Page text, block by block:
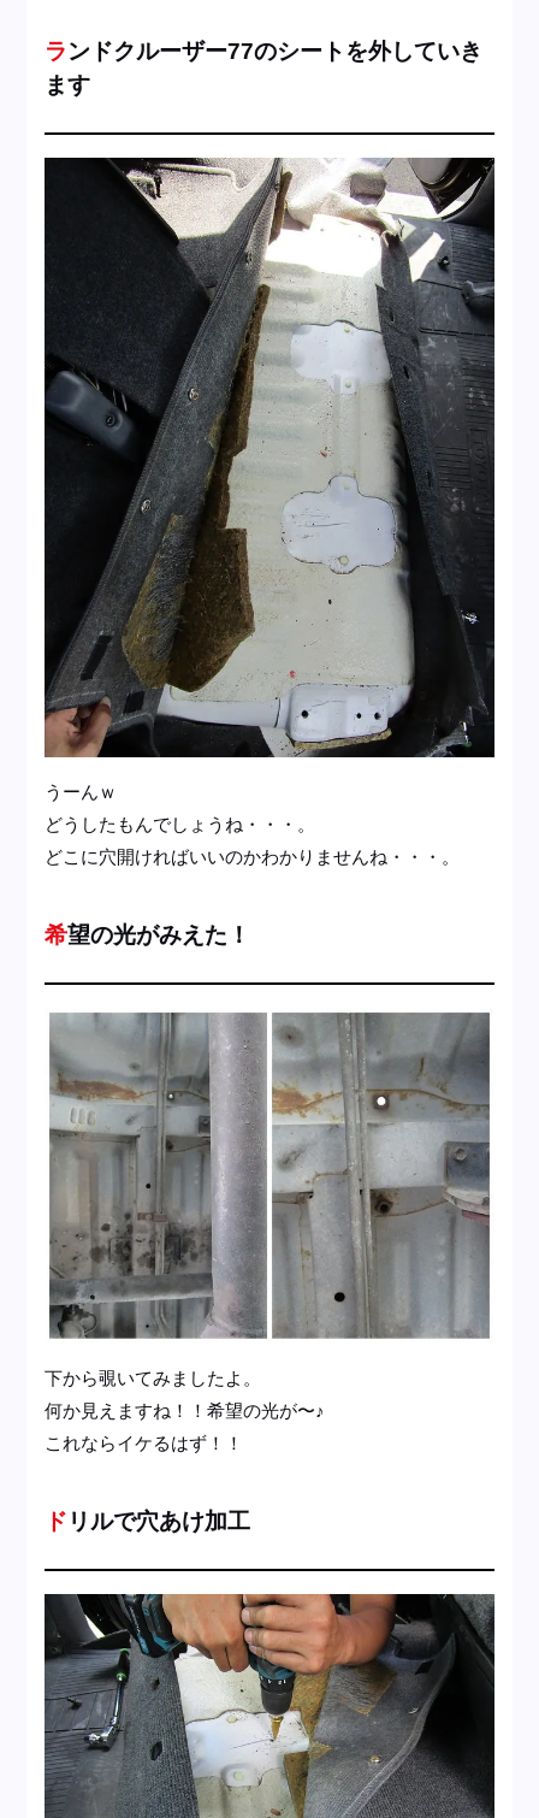
ランドクルーザー77のシートを外していき
ます
うーんｗ
どうしたもんでしょうね・・・。
どこに穴開ければいいのかわかりませんね・・・。
希望の光がみえた！
下から覗いてみましたよ。
何か見えますね！！希望の光が〜♪
これならイケるはず！！
ドリルで穴あけ加工